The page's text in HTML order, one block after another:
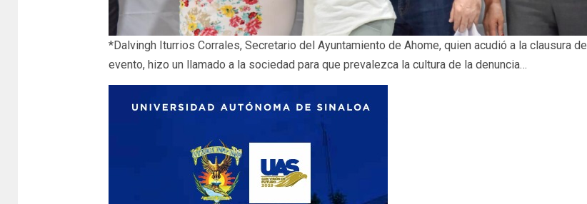
*Dalvingh Iturrios Corrales, Secretario del Ayuntamiento de Ahome, quien acudió a la clausura del
evento, hizo un llamado a la sociedad para que prevalezca la cultura de la denuncia…